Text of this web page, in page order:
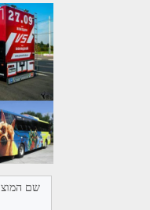
שם המוצר